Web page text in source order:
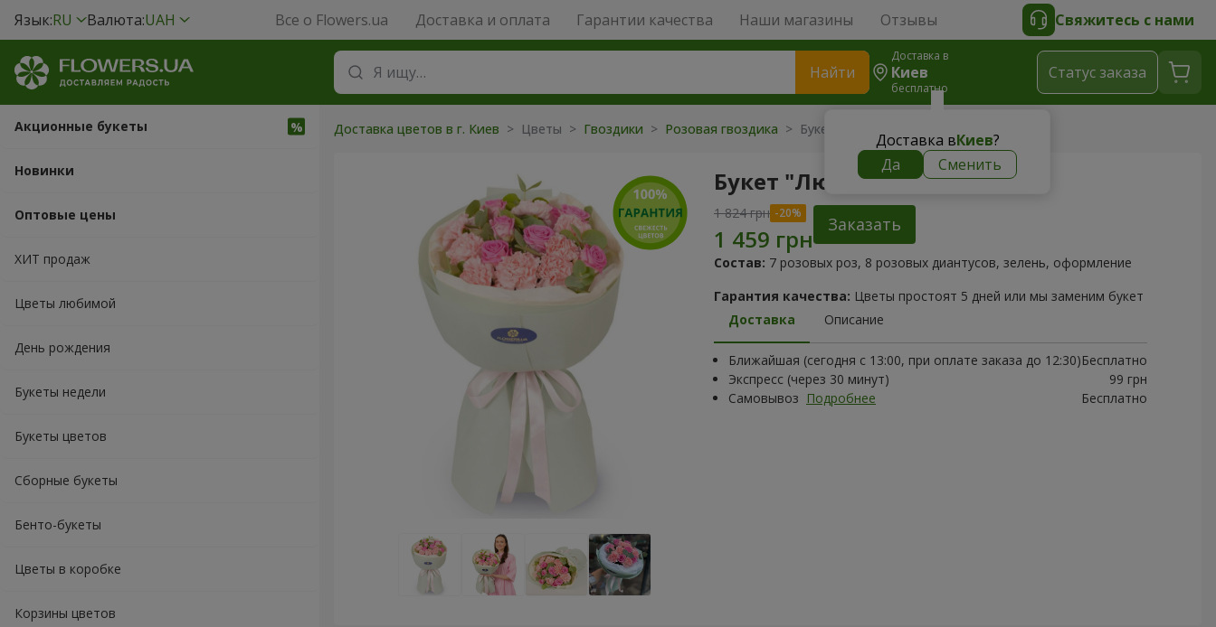
Язык:RU Валюта:UAH Все о Flowers.ua Доставка и оплата Гарантии качества Наши магазины Отзывы Свяжитесь с нами
Найти
Доставка в
Киев
бесплатно
Доставка вКиев?
Да
Сменить
Cтатус заказа
Акционные букеты
Новинки
Оптовые цены
ХИТ продаж
Цветы любимой
День рождения
Букеты недели
Букеты цветов
Сборные букеты
Бенто-букеты
Цветы в коробке
Корзины цветов
Доставка цветов в г. Киев > Цветы > Гвоздики > Розовая гвоздика > Букет "Любляна"
Букет "Любляна"
1 824 грн
Заказать
Состав: 7 розовых роз, 8 розовых диантусов, зелень, оформление
Гарантия качества: Цветы простоят 5 дней или мы заменим букет
Доставка
Описание
Ближайшая (сегодня с 13:00, при оплате заказа до 12:30)Бесплатно
Экспресс (через 30 минут)
99 грн
Самовывоз Подробнее Бесплатно